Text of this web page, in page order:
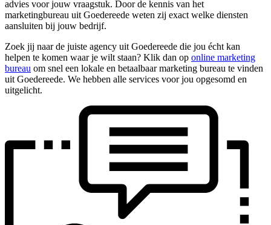
advies voor jouw vraagstuk. Door de kennis van het
marketingbureau uit Goedereede weten zij exact welke diensten
aansluiten bij jouw bedrijf.
Zoek jij naar de juiste agency uit Goedereede die jou écht kan
helpen te komen waar je wilt staan? Klik dan op online marketing
bureau om snel een lokale en betaalbaar marketing bureau te vinden
uit Goedereede. We hebben alle services voor jou opgesomd en
uitgelicht.